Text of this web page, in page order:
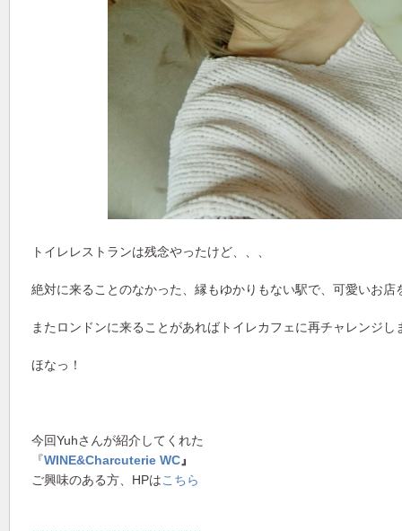
トイレレストランは残念やったけど、、、
絶対に来ることのなかった、縁もゆかりもない駅で、可愛いお店
またロンドンに来ることがあればトイレカフェに再チャレンジし
ほなっ！
今回Yuhさんが紹介してくれた
『WINE&Charcuterie WC』
ご興味のある方、HPはこちら